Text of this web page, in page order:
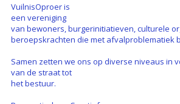
VuilnisOproer is
een vereniging
van bewoners, burgerinitiatieven, culturele
beroepskrachten die met afvalproblematiek
Samen zetten we ons op diverse niveaus in
van de straat tot
het bestuur.